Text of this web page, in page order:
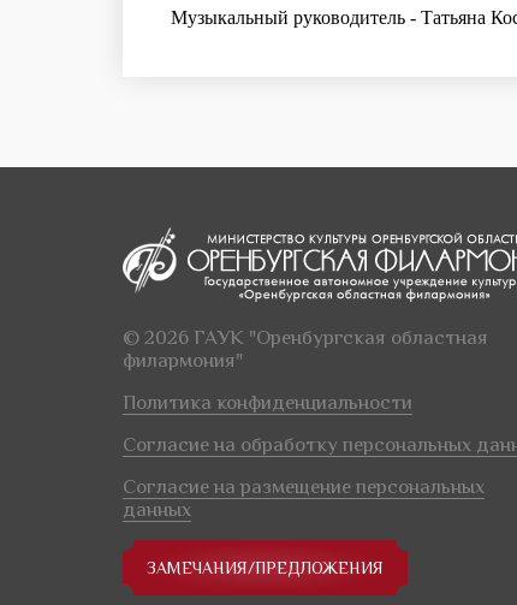
Музыкальный руководитель - Татьяна
© 2026 ГАУК "Оренбургская областная
филармония"
Политика конфиденциальности
Согласие на обработку персональных
Согласие на размещение персональных
данных
ЗАМЕЧАНИЯ/ПРЕДЛОЖЕНИЯ